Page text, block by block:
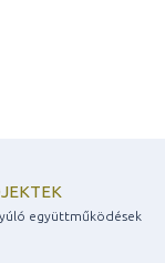
együttműködések